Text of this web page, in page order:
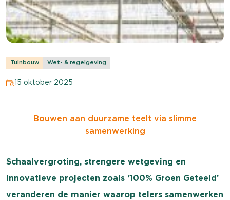
Tuinbouw Wet- & regelgeving
15 oktober 2025
Bouwen aan duurzame teelt via slimme
samenwerking
Schaalvergroting, strengere wetgeving en
innovatieve projecten zoals ‘100% Groen Geteeld’
veranderen de manier waarop telers samenwerken